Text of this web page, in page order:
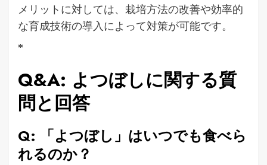
メリットに対しては、栽培方法の改善や効率的
な育成技術の導入によって対策が可能です。
*
Q&A: よつぼしに関する質
問と回答
Q: 「よつぼし」はいつでも食べら
れるのか？